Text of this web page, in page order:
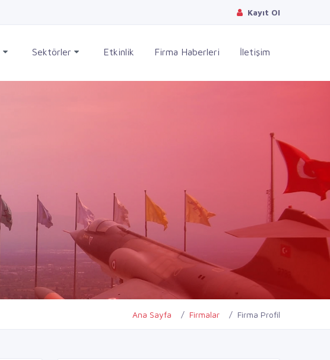
Kayıt Ol
Sektörler Etkinlik Firma Haberleri İletişim
Ana Sayfa Firmalar Firma Profil